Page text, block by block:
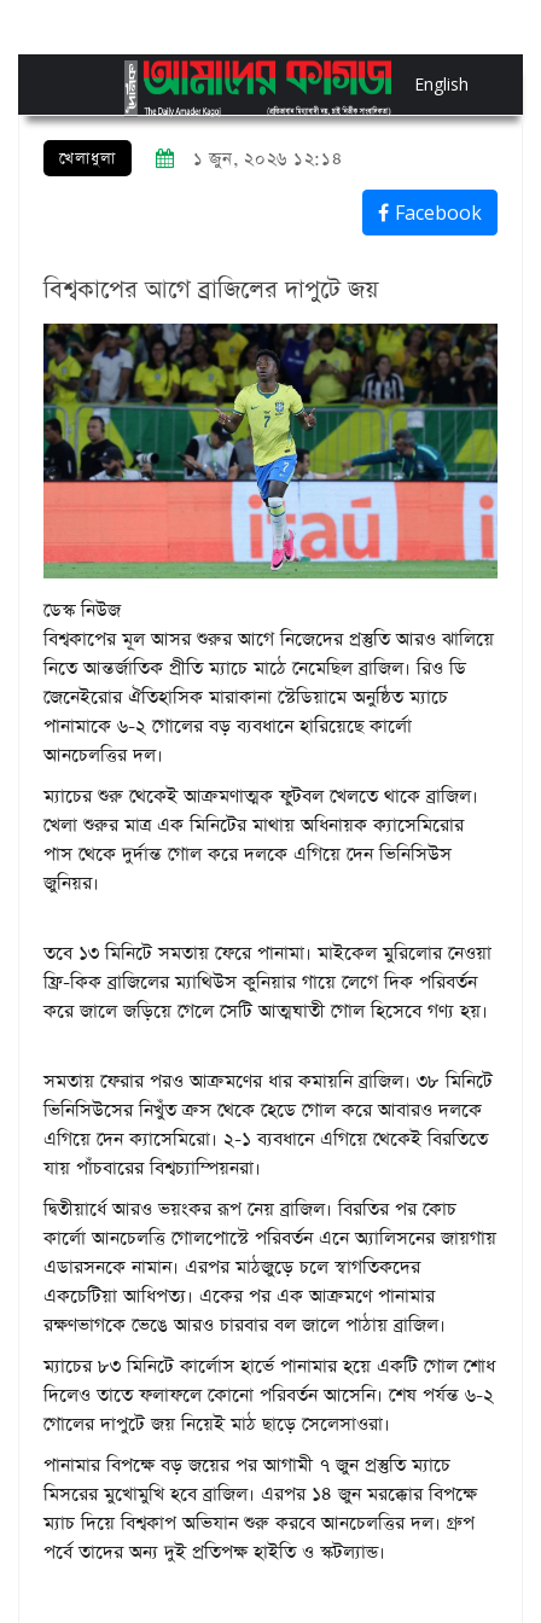
English
খেলাধুলা ১ জুন, ২০২৬ ১২:১৪
Facebook
বিশ্বকাপের আগে ব্রাজিলের দাপুটে জয়
ডেস্ক নিউজ
বিশ্বকাপের মূল আসর শুরুর আগে নিজেদের প্রস্তুতি আরও ঝালিয়ে
নিতে আন্তর্জাতিক প্রীতি ম্যাচে মাঠে নেমেছিল ব্রাজিল। রিও ডি
জেনেইরোর ঐতিহাসিক মারাকানা স্টেডিয়ামে অনুষ্ঠিত ম্যাচে
পানামাকে ৬-২ গোলের বড় ব্যবধানে হারিয়েছে কার্লো
আনচেলত্তির দল।
ম্যাচের শুরু থেকেই আক্রমণাত্মক ফুটবল খেলতে থাকে ব্রাজিল।
খেলা শুরুর মাত্র এক মিনিটের মাথায় অধিনায়ক ক্যাসেমিরোর
পাস থেকে দুর্দান্ত গোল করে দলকে এগিয়ে দেন ভিনিসিউস
জুনিয়র।
তবে ১৩ মিনিটে সমতায় ফেরে পানামা। মাইকেল মুরিলোর নেওয়া
ফ্রি-কিক ব্রাজিলের ম্যাথিউস কুনিয়ার গায়ে লেগে দিক পরিবর্তন
করে জালে জড়িয়ে গেলে সেটি আত্মঘাতী গোল হিসেবে গণ্য হয়।
সমতায় ফেরার পরও আক্রমণের ধার কমায়নি ব্রাজিল। ৩৮ মিনিটে
ভিনিসিউসের নিখুঁত ক্রস থেকে হেডে গোল করে আবারও দলকে
এগিয়ে দেন ক্যাসেমিরো। ২-১ ব্যবধানে এগিয়ে থেকেই বিরতিতে
যায় পাঁচবারের বিশ্বচ্যাম্পিয়নরা।
দ্বিতীয়ার্ধে আরও ভয়ংকর রূপ নেয় ব্রাজিল। বিরতির পর কোচ
কার্লো আনচেলত্তি গোলপোস্টে পরিবর্তন এনে অ্যালিসনের জায়গায়
এডারসনকে নামান। এরপর মাঠজুড়ে চলে স্বাগতিকদের
একচেটিয়া আধিপত্য। একের পর এক আক্রমণে পানামার
রক্ষণভাগকে ভেঙে আরও চারবার বল জালে পাঠায় ব্রাজিল।
ম্যাচের ৮৩ মিনিটে কার্লোস হার্ভে পানামার হয়ে একটি গোল শোধ
দিলেও তাতে ফলাফলে কোনো পরিবর্তন আসেনি। শেষ পর্যন্ত ৬-২
গোলের দাপুটে জয় নিয়েই মাঠ ছাড়ে সেলেসাওরা।
পানামার বিপক্ষে বড় জয়ের পর আগামী ৭ জুন প্রস্তুতি ম্যাচে
মিসরের মুখোমুখি হবে ব্রাজিল। এরপর ১৪ জুন মরক্কোর বিপক্ষে
ম্যাচ দিয়ে বিশ্বকাপ অভিযান শুরু করবে আনচেলত্তির দল। গ্রুপ
পর্বে তাদের অন্য দুই প্রতিপক্ষ হাইতি ও স্কটল্যান্ড।